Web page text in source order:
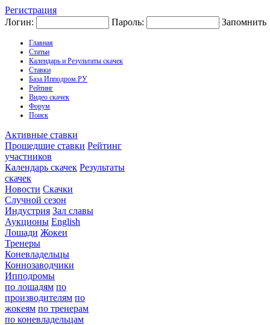
Регистрация
Логин:
Пароль: Запомнить
Главная
Статьи
Календарь и Результаты скачек
Ставки
База Ипподром.РУ
Рейтинг
Видео скачек
Форум
Поиск
Активные ставки
Прошедшие ставки Рейтинг
участников
Календарь скачек Результаты
скачек
Новости Скачки
Случной сезон
Индустрия Зал славы
Аукционы English
Лошади Жокеи
Тренеры
Коневладельцы
Коннозаводчики
Ипподромы
по лошадям по
производителям по
жокеям по тренерам
по коневладельцам